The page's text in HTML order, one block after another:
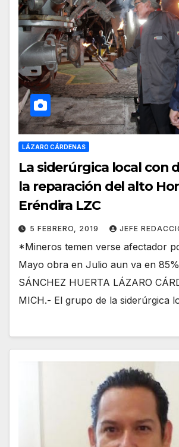
LÁZARO CÁRDENAS
La siderúrgica local con
la reparación del alto
Eréndira LZC
5 FEBRERO, 2019 JEFE
*Mineros temen verse afectador
Mayo obra en Julio aun va en
SÁNCHEZ HUERTA LÁZARO
MICH.- El grupo de la siderúrgica